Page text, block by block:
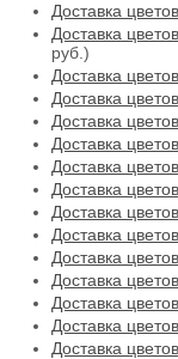
Доставка
Доставка
руб.)
Доставка
Доставка
Доставка
Доставка
Доставка
Доставка
Доставка
Доставка
Доставка
Доставка
Доставка
Доставка
Доставка